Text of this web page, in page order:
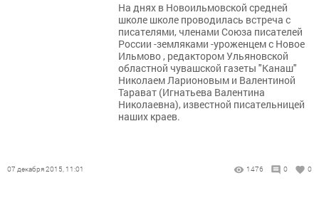
На днях в Новоильмовской средней
школе школе проводилась встреча с
писателями, членами Союза писателей
России -земляками -уроженцем с Новое
Ильмово , редактором Ульяновской
областной чувашской газеты "Канаш"
Николаем Ларионовым и Валентиной
Тарават (Игнатьева Валентина
Николаевна), известной писательницей
наших краев.
07 декабря 2015, 11:01 1476 0 0